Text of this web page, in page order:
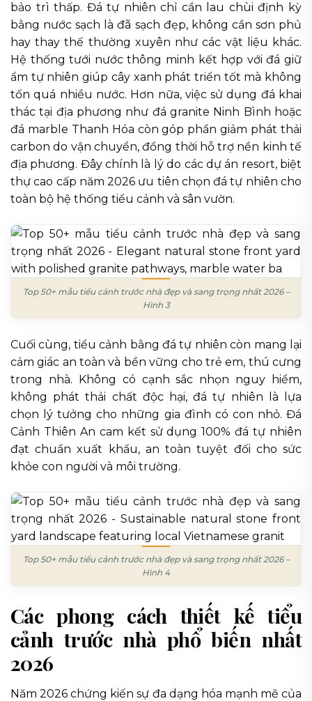
bảo trì thấp. Đá tự nhiên chỉ cần lau chùi định kỳ
bằng nước sạch là đã sạch đẹp, không cần sơn phủ
hay thay thế thường xuyên như các vật liệu khác.
Hệ thống tưới nước thông minh kết hợp với đá giữ
ẩm tự nhiên giúp cây xanh phát triển tốt mà không
tốn quá nhiều nước. Hơn nữa, việc sử dụng đá khai
thác tại địa phương như đá granite Ninh Bình hoặc
đá marble Thanh Hóa còn góp phần giảm phát thải
carbon do vận chuyển, đồng thời hỗ trợ nền kinh tế
địa phương. Đây chính là lý do các dự án resort, biệt
thự cao cấp năm 2026 ưu tiên chọn đá tự nhiên cho
toàn bộ hệ thống tiểu cảnh và sân vườn.
Top 50+ mẫu tiểu cảnh trước nhà đẹp và sang trọng nhất 2026 –
Hình 3
Cuối cùng, tiểu cảnh bằng đá tự nhiên còn mang lại
cảm giác an toàn và bền vững cho trẻ em, thú cưng
trong nhà. Không có cạnh sắc nhọn nguy hiểm,
không phát thải chất độc hại, đá tự nhiên là lựa
chọn lý tưởng cho những gia đình có con nhỏ. Đá
Cảnh Thiên An cam kết sử dụng 100% đá tự nhiên
đạt chuẩn xuất khẩu, an toàn tuyệt đối cho sức
khỏe con người và môi trường.
Top 50+ mẫu tiểu cảnh trước nhà đẹp và sang trọng nhất 2026 –
Hình 4
Các phong cách thiết kế tiểu
cảnh trước nhà phổ biến nhất
2026
Năm 2026 chứng kiến sự đa dạng hóa mạnh mẽ của